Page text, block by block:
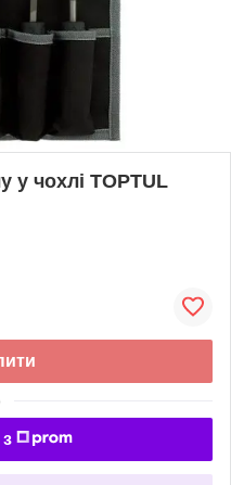
у чохлі TOPTUL